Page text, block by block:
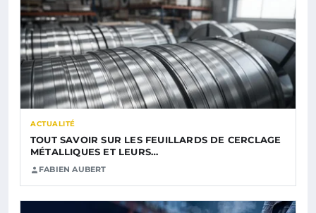
ACTUALITÉ
TOUT SAVOIR SUR LES FEUILLARDS DE CERCLAGE
MÉTALLIQUES ET LEURS…
FABIEN AUBERT